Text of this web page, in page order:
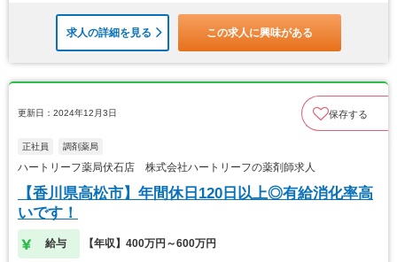
求人の詳細を見る この求人に興味がある
更新日：2024年12月3日 保存する
正社員 調剤薬局
ハートリーフ薬局伏石店 株式会社ハートリーフの薬剤師求人
【香川県高松市】年間休日120日以上◎有給消化率高
いです！
給与 【年収】400万円～600万円